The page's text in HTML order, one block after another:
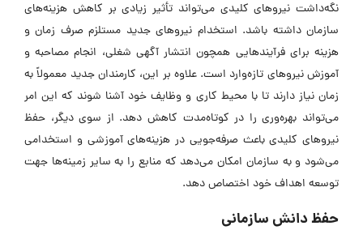
نگه‌داشت نیرو‌های کلیدی می‌تواند تأثیر زیادی بر کاهش هزینه‌های
سازمان داشته باشد. استخدام نیرو‌های جدید مستلزم صرف زمان و
هزینه برای فرآیند‌هایی همچون انتشار آگهی شغلی، انجام مصاحبه و
آموزش نیرو‌های تازه‌وارد است. علاوه بر این، کارمندان جدید معمولاً به
زمان نیاز دارند تا با محیط کاری و وظایف خود آشنا شوند که این امر
می‌تواند بهره‌وری را در کوتاه‌مدت کاهش دهد. از سوی دیگر، حفظ
نیرو‌های کلیدی باعث صرفه‌جویی در هزینه‌های آموزشی و استخدامی
می‌شود و به سازمان امکان می‌دهد که منابع را به سایر زمینه‌ها جهت
توسعه اهداف خود اختصاص دهد.
حفظ دانش سازمانی